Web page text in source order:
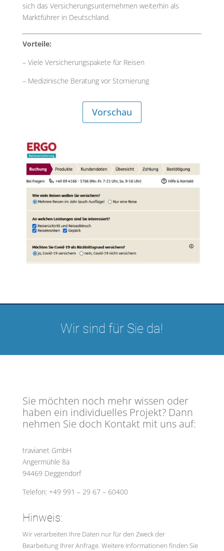
sich das Versicherungsunternehmen weiterhin als
Marktführer in Deutschland.
Vorteile:
– Viele Versicherungspakete für Reisen
– Medizinische Beratung vor Stornierung
Vorschau
Wir sind für Sie da!
Sie möchten noch mehr wissen oder
haben ein individuelles Projekt? Dann
nehmen Sie doch Kontakt mit uns auf:
travianet GmbH
Angermühle 8a
94469 Deggendorf
Telefon: +49 991 – 29 67 – 60400
Hinweis:
Wir verarbeiten Ihre Daten nur für den Zweck der
Bearbeitung Ihrer Anfrage. Weitere Informationen finden Sie